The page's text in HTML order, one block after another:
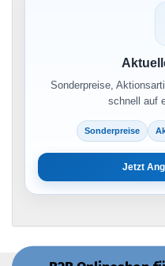
Sonderpreise,
schnell auf
Sonderpreise
Jetzt